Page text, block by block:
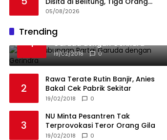
Diamankan, Dua Masih Diburu
05/08/2026
Trending
1
Ini Dia Hubungan Partai
Garuda dengan Gerindra
19/02/2018 0
2
Rawa Terate Rutin Banjir, Anies
Bakal Cek Pabrik Sekitar
19/02/2018 0
3
NU Minta Pesantren Tak
Terprovokasi Teror Orang Gila
19/02/2018 0